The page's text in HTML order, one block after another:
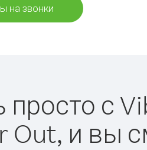
на звонки
просто с
Out, и вы